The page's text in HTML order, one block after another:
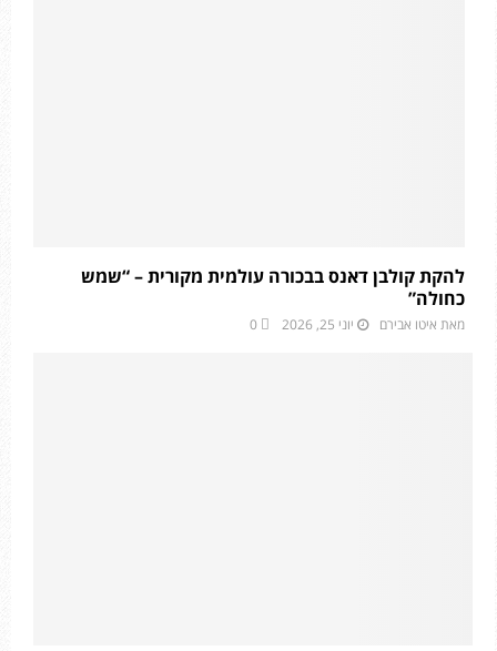
להקת קולבן דאנס בבכורה עולמית מקורית – “שמש
כחולה”
מאת איטו אבירם יוני 25, 2026 0